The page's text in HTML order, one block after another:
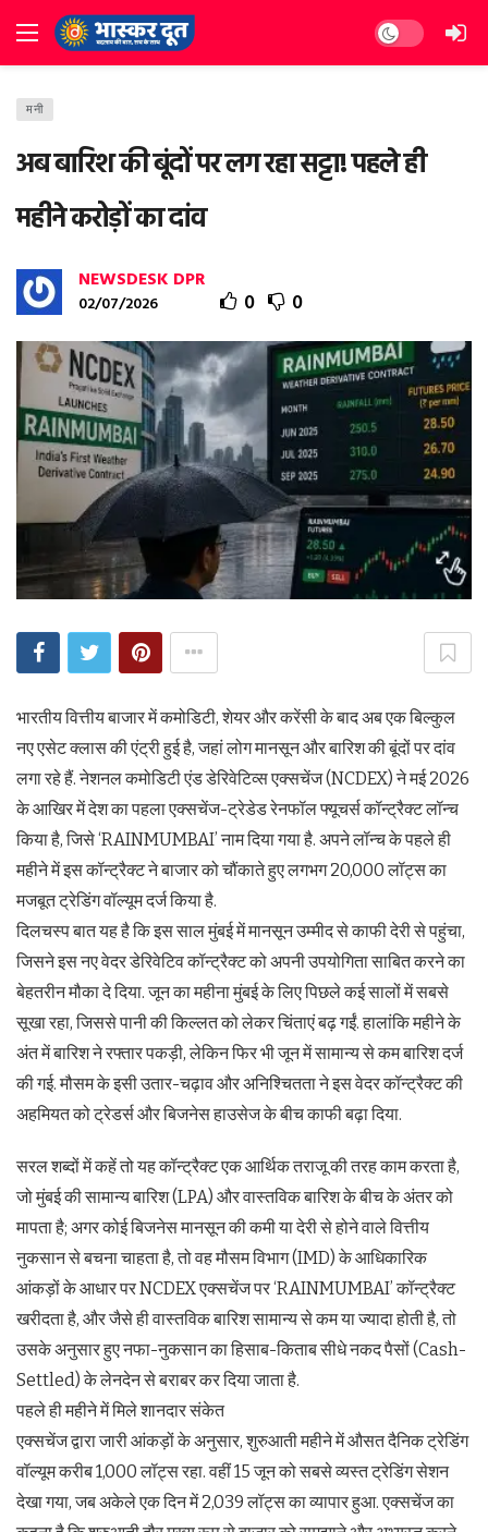
Dark mode
मनी
अब बारिश की बूंदों पर लग रहा सट्टा! पहले ही
महीने करोड़ों का दांव
NEWSDESK DPR
02/07/2026 0 0
भारतीय वित्तीय बाजार में कमोडिटी, शेयर और करेंसी के बाद अब एक बिल्कुल
नए एसेट क्लास की एंट्री हुई है, जहां लोग मानसून और बारिश की बूंदों पर दांव
लगा रहे हैं. नेशनल कमोडिटी एंड डेरिवेटिव्स एक्सचेंज (NCDEX) ने मई 2026
के आखिर में देश का पहला एक्सचेंज-ट्रेडेड रेनफॉल फ्यूचर्स कॉन्ट्रैक्ट लॉन्च
किया है, जिसे ‘RAINMUMBAI’ नाम दिया गया है. अपने लॉन्च के पहले ही
महीने में इस कॉन्ट्रैक्ट ने बाजार को चौंकाते हुए लगभग 20,000 लॉट्स का
मजबूत ट्रेडिंग वॉल्यूम दर्ज किया है.
दिलचस्प बात यह है कि इस साल मुंबई में मानसून उम्मीद से काफी देरी से पहुंचा,
जिसने इस नए वेदर डेरिवेटिव कॉन्ट्रैक्ट को अपनी उपयोगिता साबित करने का
बेहतरीन मौका दे दिया. जून का महीना मुंबई के लिए पिछले कई सालों में सबसे
सूखा रहा, जिससे पानी की किल्लत को लेकर चिंताएं बढ़ गईं. हालांकि महीने के
अंत में बारिश ने रफ्तार पकड़ी, लेकिन फिर भी जून में सामान्य से कम बारिश दर्ज
की गई. मौसम के इसी उतार-चढ़ाव और अनिश्चितता ने इस वेदर कॉन्ट्रैक्ट की
अहमियत को ट्रेडर्स और बिजनेस हाउसेज के बीच काफी बढ़ा दिया.
सरल शब्दों में कहें तो यह कॉन्ट्रैक्ट एक आर्थिक तराजू की तरह काम करता है,
जो मुंबई की सामान्य बारिश (LPA) और वास्तविक बारिश के बीच के अंतर को
मापता है; अगर कोई बिजनेस मानसून की कमी या देरी से होने वाले वित्तीय
नुकसान से बचना चाहता है, तो वह मौसम विभाग (IMD) के आधिकारिक
आंकड़ों के आधार पर NCDEX एक्सचेंज पर ‘RAINMUMBAI’ कॉन्ट्रैक्ट
खरीदता है, और जैसे ही वास्तविक बारिश सामान्य से कम या ज्यादा होती है, तो
उसके अनुसार हुए नफा-नुकसान का हिसाब-किताब सीधे नकद पैसों (Cash-
Settled) के लेनदेन से बराबर कर दिया जाता है.
पहले ही महीने में मिले शानदार संकेत
एक्सचेंज द्वारा जारी आंकड़ों के अनुसार, शुरुआती महीने में औसत दैनिक ट्रेडिंग
वॉल्यूम करीब 1,000 लॉट्स रहा. वहीं 15 जून को सबसे व्यस्त ट्रेडिंग सेशन
देखा गया, जब अकेले एक दिन में 2,039 लॉट्स का व्यापार हुआ. एक्सचेंज का